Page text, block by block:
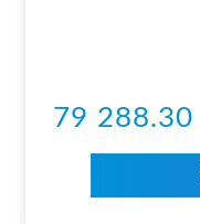
79 288.30